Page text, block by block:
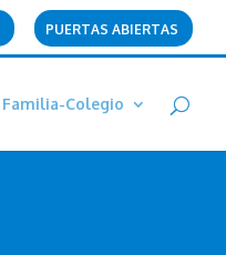
PUERTAS ABIERTAS
Familia-Colegio